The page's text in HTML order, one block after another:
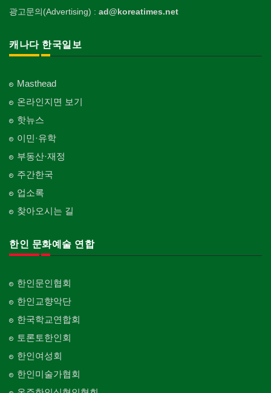
광고문의(Advertising) : ad@koreatimes.net
캐나다 한국일보
Masthead
온라인지면 보기
핫뉴스
이민·유학
부동산·재정
주간한국
업소록
찾아오시는 길
한인 문화예술 연합
한인문인협회
한인교향악단
한국학교연합회
토론토한인회
한인여성회
한인미술가협회